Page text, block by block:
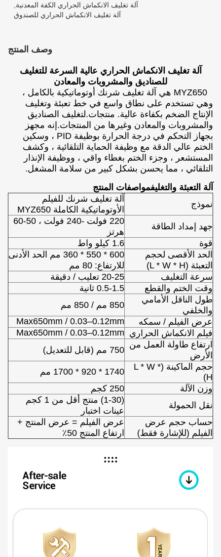
آلة تغليف الانكماش الحراري الكفة المعدنية
آلة تغليف الانكماش الحراري للصندوق
وصف المنتج
آلة تغليف الانكماش الحراري عالية السرعة للتغليف
للصناديق والمشروبات والمعادن
MYZ650 هي آلة تغليف شرنك أوتوماتيكية بالكامل ،
وهي تستخدم على نطاق واسع في خط تعبئة وتغليف
الإنتاج الضخم بكفاءة عالية. منتجات.لتغليف الصناديق
والمشروبات والمعادن وغيرها من المنتجات.إنه مجهز
بجهاز التحكم في درجة الحرارة بوظيفة PID ، وسكين
الختم عالي الدقة مع وظيفة الحماية التلقائية ، وكشف
المستشعر ، وجزء الختم بغطاء واقي ، ووظيفة الإنذار
التلقائي ، مما يحسن بشكل كبير من سلامة المشغل.
آلة التعبئة والتغليفمواصفات المنتج
نموذج
آلة تغليف شرنك للفيلم
الأوتوماتيكية الكاملة MYZ650
جهد إمداد الطاقة
220 فولت -240 فولت ، 50-60
هرتز
قوة
1.6 كيلو واط
الحد الأقصى لحجم
التعبئة (L * W * H)
600 * 550 * 360 مم الحد الأدنى
للارتفاع: 80 مم
سرعة التغليف
20-25 تعليب / دقيقة
وقت الختم والقطع
0.5-1.5 ثانية
طول الناقل الأمامي
والخلفي
850 مم / 850 مم
عرض الفيلم / سمكه
Max650mm / 0.03–0.12mm
فيلم الانكماش الحراري Max650mm / 0.03–0.12mm
ارتفاع طاولة العمل من
الأرض
750 مم (قابل للتعديل)
حجم الماكينة (L * W *
H)
1740 * 920 * 1700 مم
وزن الآلة
250 كجم
نقل الحمولة
(1-30) منتج أقل من 1 كجم
عينات اختبار
حساب حجم عرض
الفيلم (للإشارة فقط)
عرض الفيلم = عرض المنتج +
ارتفاع المنتج 50٪